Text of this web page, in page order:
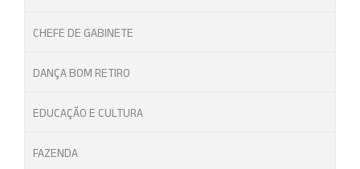
CHEFE DE GABINETE
DANÇA BOM RETIRO
EDUCAÇÃO E CULTURA
FAZENDA